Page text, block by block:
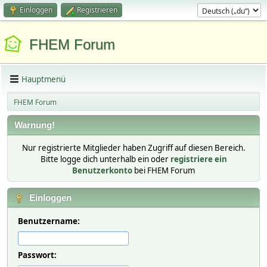
Einloggen Registrieren
FHEM Forum
Hauptmenü
FHEM Forum
Warnung!
Nur registrierte Mitglieder haben Zugriff auf diesen Bereich.
Bitte logge dich unterhalb ein oder registriere ein
Benutzerkonto bei FHEM Forum
Einloggen
Benutzername:
Passwort: